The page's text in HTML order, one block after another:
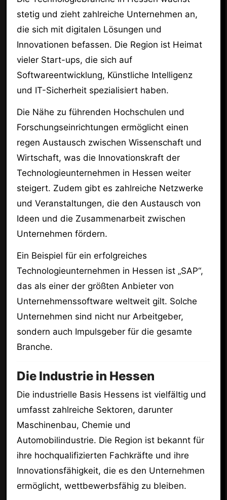
stetig und zieht zahlreiche Unternehmen an,
die sich mit digitalen Lösungen und
Innovationen befassen. Die Region ist Heimat
vieler Start-ups, die sich auf
Softwareentwicklung, Künstliche Intelligenz
und IT-Sicherheit spezialisiert haben.
Die Nähe zu führenden Hochschulen und
Forschungseinrichtungen ermöglicht einen
regen Austausch zwischen Wissenschaft und
Wirtschaft, was die Innovationskraft der
Technologieunternehmen in Hessen weiter
steigert. Zudem gibt es zahlreiche Netzwerke
und Veranstaltungen, die den Austausch von
Ideen und die Zusammenarbeit zwischen
Unternehmen fördern.
Ein Beispiel für ein erfolgreiches
Technologieunternehmen in Hessen ist „SAP“,
das als einer der größten Anbieter von
Unternehmenssoftware weltweit gilt. Solche
Unternehmen sind nicht nur Arbeitgeber,
sondern auch Impulsgeber für die gesamte
Branche.
Die Industrie in Hessen
Die industrielle Basis Hessens ist vielfältig und
umfasst zahlreiche Sektoren, darunter
Maschinenbau, Chemie und
Automobilindustrie. Die Region ist bekannt für
ihre hochqualifizierten Fachkräfte und ihre
Innovationsfähigkeit, die es den Unternehmen
ermöglicht, wettbewerbsfähig zu bleiben.